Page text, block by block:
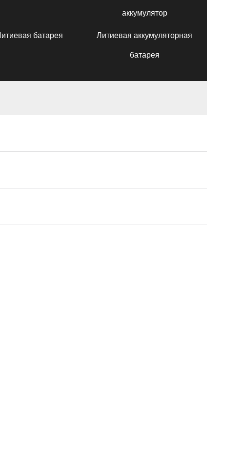
аккумулятор
батарея Литиевая аккумуляторная
батарея